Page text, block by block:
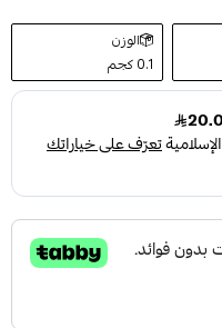
الوزن
0.1 كجم